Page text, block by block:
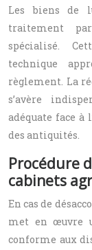
Les biens de
traitement
spécialisé.
technique
règlement. La
s’avère
adéquate face à
des antiquités.
Procédure
cabinets
En cas de
met en œuvre
conforme aux